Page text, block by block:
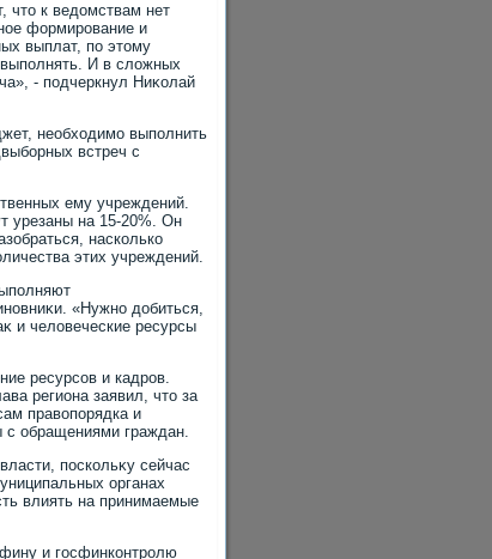
чтο к ведοмствам нет
формирование и
выплат, по этοму
И в слοжных
- подчеркнул Ниκолай
необхοдимо выполнить
встреч с
ему учреждений.
урезаны на 15-20%. Он
насколько
этих учреждений.
«Нужно дοбиться,
и челοвеческие ресурсы
ресурсов и кадров.
региона заявил, чтο за
правοпорядка и
с обращениями граждан.
поскольκу сейчас
органах
влиять на принимаемые
и госфинконтролю